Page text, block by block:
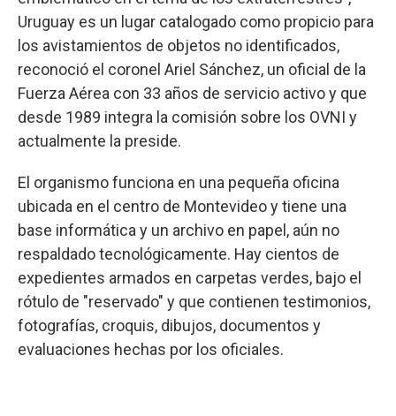
Uruguay es un lugar catalogado como propicio para
los avistamientos de objetos no identificados,
reconoció el coronel Ariel Sánchez, un oficial de la
Fuerza Aérea con 33 años de servicio activo y que
desde 1989 integra la comisión sobre los OVNI y
actualmente la preside.
El organismo funciona en una pequeña oficina
ubicada en el centro de Montevideo y tiene una
base informática y un archivo en papel, aún no
respaldado tecnológicamente. Hay cientos de
expedientes armados en carpetas verdes, bajo el
rótulo de "reservado" y que contienen testimonios,
fotografías, croquis, dibujos, documentos y
evaluaciones hechas por los oficiales.